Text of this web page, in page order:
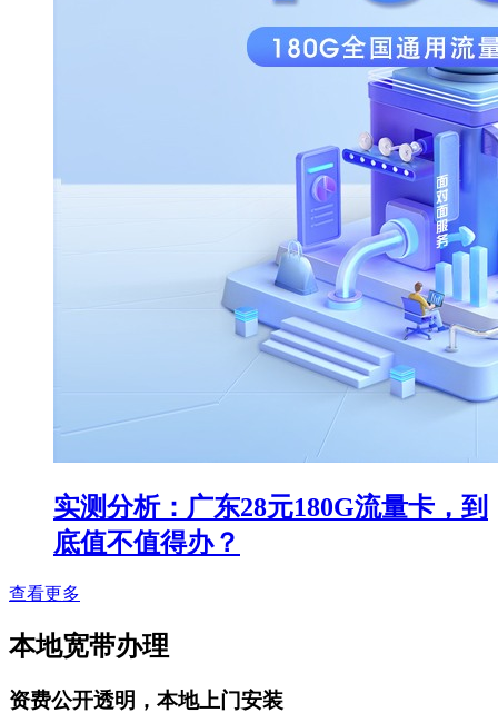
实测分析：广东28元180G流量卡，到
底值不值得办？
查看更多
本地宽带办理
资费公开透明，本地上门安装